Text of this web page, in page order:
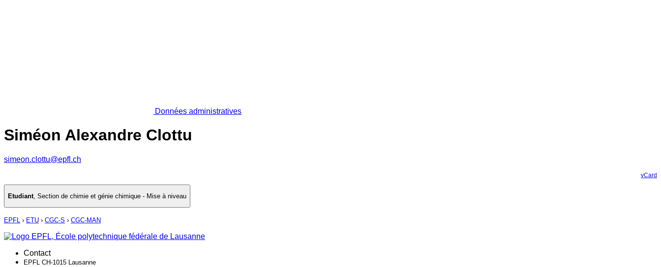
Données administratives
Siméon Alexandre Clottu
simeon.clottu@epfl.ch
vCard
Etudiant, Section de chimie et génie chimique - Mise à niveau
EPFL › ETU › CGC-S › CGC-MAN
Contact
EPFL CH-1015 Lausanne